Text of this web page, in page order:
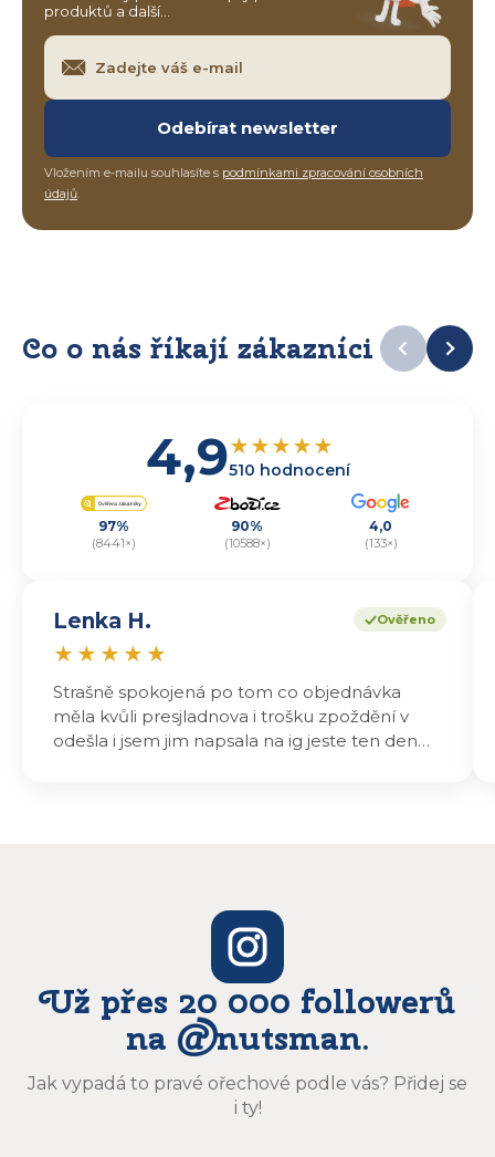
produktů a další…
Odebírat newsletter
Vložením e-mailu souhlasíte s podmínkami zpracování osobních
údajů.
Co o nás říkají zákazníci
4,9★★★★★
510 hodnocení
97%
(8441×)
90%
(10588×)
4,0
(133×)
Ověřeno
Lenka H.
★ ★ ★ ★ ★
Strašně spokojená po tom co objednávka
měla kvůli presjladnova i trošku zpoždění v
odešla i jsem jim napsala na ig jeste ten den
Už přes 20 000 followerů
na @nutsman.
Jak vypadá to pravé ořechové podle vás? Přidej se
i ty!